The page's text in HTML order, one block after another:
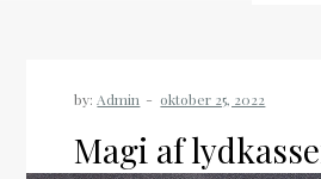
by: Admin
Magi af